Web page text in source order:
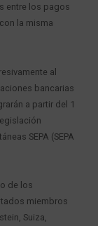
entre los pagos
la misma
al
bancarias
a partir del 1
SEPA (SEPA
de los
miembros
Suiza,